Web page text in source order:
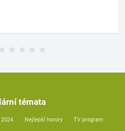
témata
Nejlepší horory TV program